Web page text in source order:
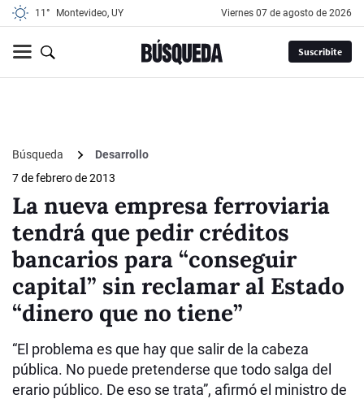
11° Montevideo, UY viernes 07 de agosto de 2026
Suscribite
Búsqueda
Desarrollo
7 de febrero de 2013
La nueva empresa ferroviaria
tendrá que pedir créditos
bancarios para “conseguir
capital” sin reclamar al Estado
“dinero que no tiene”
“El problema es que hay que salir de la cabeza
pública. No puede pretenderse que todo salga del
erario público. De eso se trata”, afirmó el ministro de